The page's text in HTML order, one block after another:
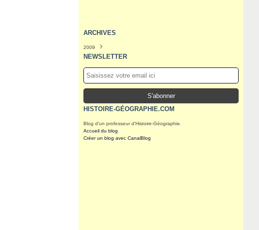
ARCHIVES
2009
Septembre(1)
Juillet(5)
Juin(19)
Mai(9)
NEWSLETTER
HISTOIRE-GÉOGRAPHIE.COM
Blog d'un professeur d'Histoire-Géographie.
Accueil du blog
Créer un blog avec CanalBlog